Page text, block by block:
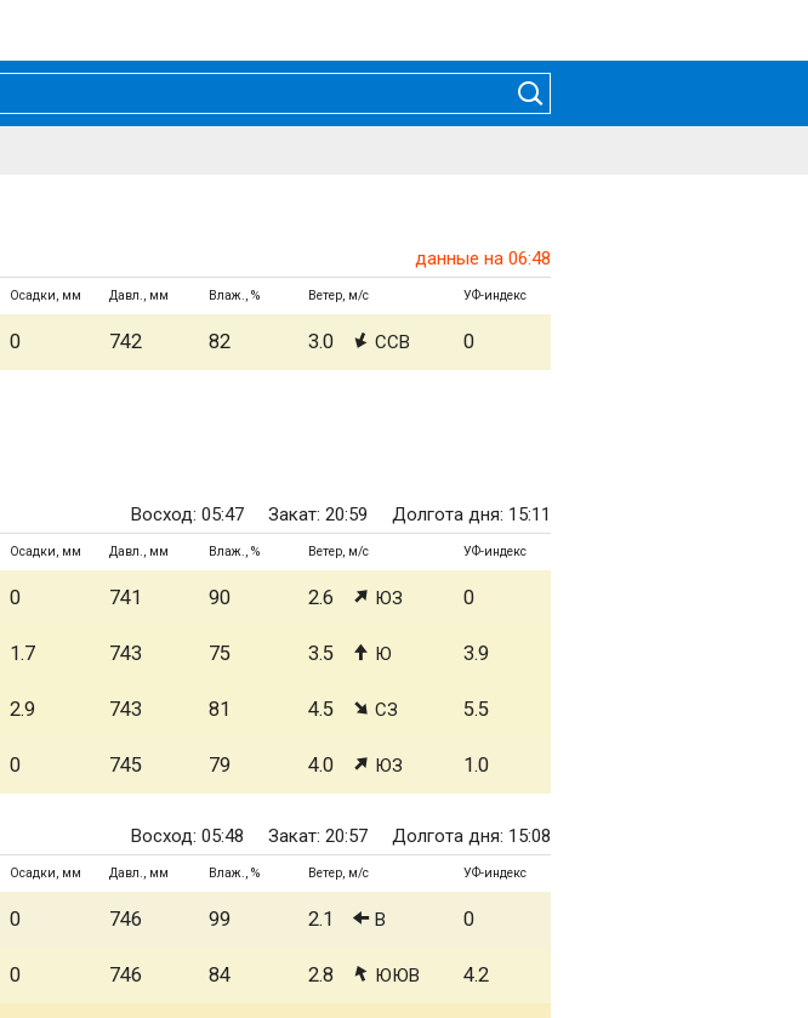
данные на 06:48
Осадки, мм Давл., мм Влаж., % Ветер, м/с УФ-индекс
0 742 82 3.0 ССВ 0
Восход: 05:47 Закат: 20:59 Долгота дня: 15:11
Осадки, мм Давл., мм Влаж., % Ветер, м/с УФ-индекс
0 741 90 2.6 ЮЗ 0
1.7 743 75 3.5 Ю 3.9
2.9 743 81 4.5 СЗ 5.5
0 745 79 4.0 ЮЗ 1.0
Восход: 05:48 Закат: 20:57 Долгота дня: 15:08
Осадки, мм Давл., мм Влаж., % Ветер, м/с УФ-индекс
0 746 99 2.1 В 0
0 746 84 2.8 ЮЮВ 4.2